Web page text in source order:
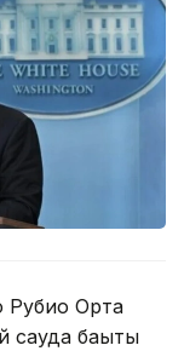
Орта
сауда бағыты